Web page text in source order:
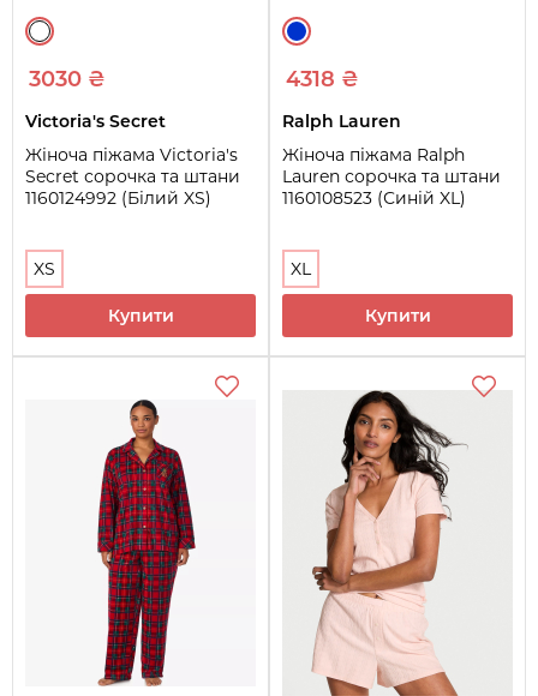
3030 ₴
Victoria's Secret
Жіноча піжама Victoria's
Secret сорочка та штани
1160124992 (Білий XS)
XS
Купити
4318 ₴
Ralph Lauren
Жіноча піжама Ralph
Lauren сорочка та штани
1160108523 (Синій XL)
XL
Купити